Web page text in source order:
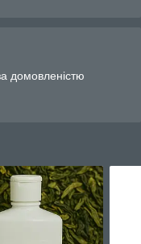
домовленістю